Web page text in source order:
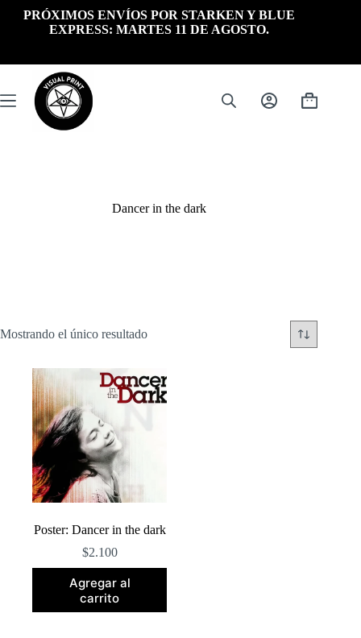
PRÓXIMOS ENVÍOS POR STARKEN Y BLUE
EXPRESS: MARTES 11 DE AGOSTO.
Carrito
Dancer in the dark
Mostrando el único resultado
Poster: Dancer in the dark
$2.100
Agregar al
carrito